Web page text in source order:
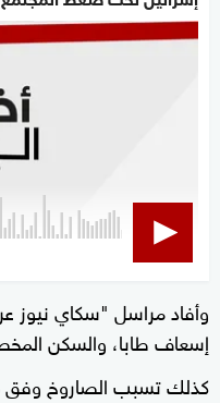
وأفاد مراسل "سكاي نيوز
إسعاف طابا، والسكن
كذلك تسبب الصاروخ وفق